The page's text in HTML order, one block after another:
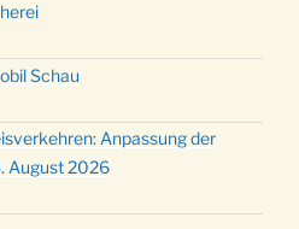
Schau
Anpassung der
August 2026